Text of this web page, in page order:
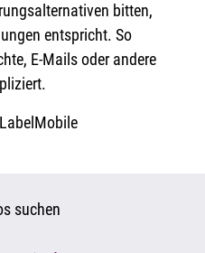
bitten,
entspricht. So
E-Mails oder andere